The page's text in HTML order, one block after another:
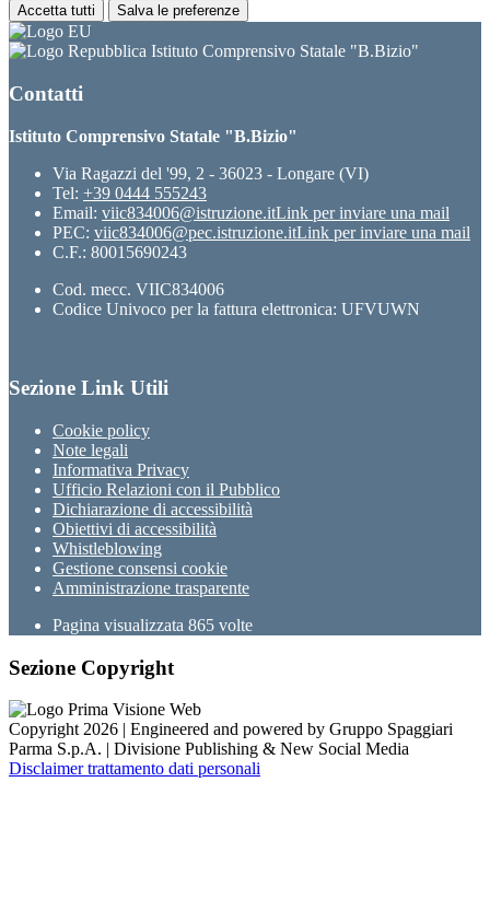
Accetta tutti Salva le preferenze
Istituto Comprensivo Statale "B.Bizio"
Contatti
Istituto Comprensivo Statale "B.Bizio"
Via Ragazzi del '99, 2 - 36023 - Longare (VI)
Tel: +39 0444 555243
Email: viic834006@istruzione.itLink per inviare una mail
PEC: viic834006@pec.istruzione.itLink per inviare una mail
C.F.: 80015690243
Cod. mecc. VIIC834006
Codice Univoco per la fattura elettronica: UFVUWN
Sezione Link Utili
Cookie policy
Note legali
Informativa Privacy
Ufficio Relazioni con il Pubblico
Dichiarazione di accessibilità
Obiettivi di accessibilità
Whistleblowing
Gestione consensi cookie
Amministrazione trasparente
Pagina visualizzata 865 volte
Sezione Copyright
Copyright 2026 | Engineered and powered by Gruppo Spaggiari
Parma S.p.A. | Divisione Publishing & New Social Media
Disclaimer trattamento dati personali